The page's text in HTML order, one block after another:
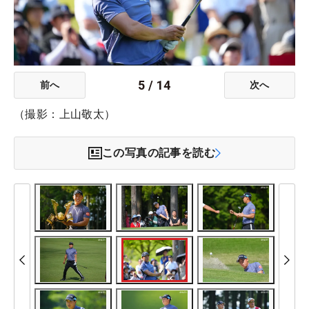
前へ 5 / 14 次へ
（撮影：上山敬太）
この写真の記事を読む